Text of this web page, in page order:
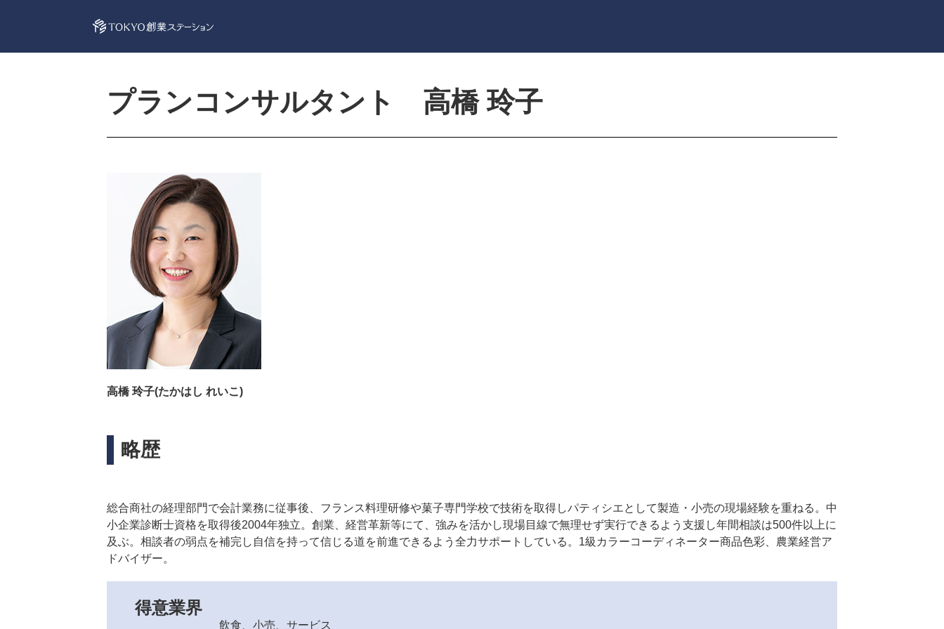
プランコンサルタント 高橋 玲子
高橋 玲子(たかはし れいこ)
略歴
総合商社の経理部門で会計業務に従事後、フランス料理研修や菓子専門学校で技術を取得しパティシエとして製造・小売の現場経験を重ねる。中
小企業診断士資格を取得後2004年独立。創業、経営革新等にて、強みを活かし現場目線で無理せず実行できるよう支援し年間相談は500件以上に
及ぶ。相談者の弱点を補完し自信を持って信じる道を前進できるよう全力サポートしている。1級カラーコーディネーター商品色彩、農業経営ア
ドバイザー。
得意業界
飲食、小売、サービス